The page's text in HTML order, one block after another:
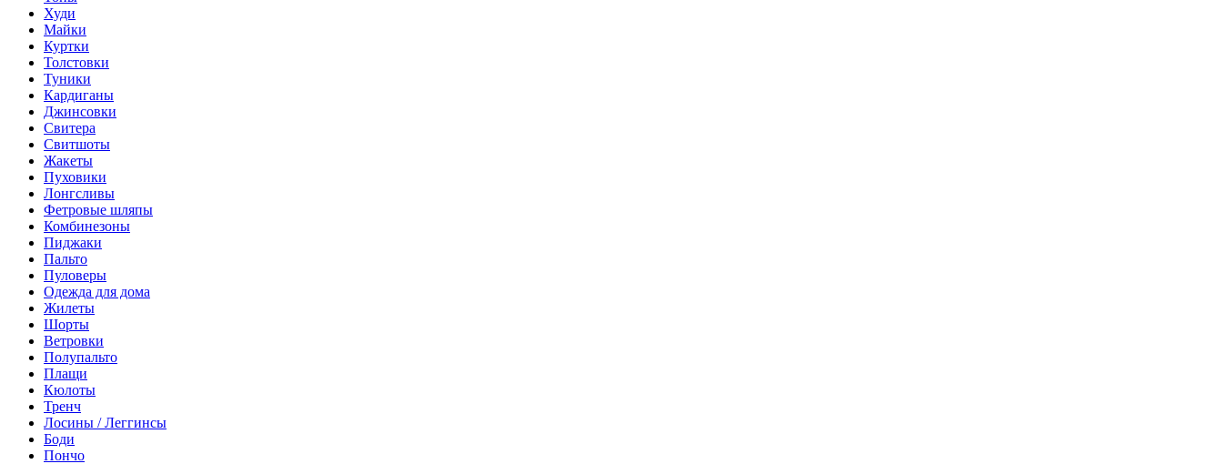
Худи
Майки
Куртки
Толстовки
Туники
Кардиганы
Джинсовки
Свитера
Свитшоты
Жакеты
Пуховики
Лонгсливы
Фетровые шляпы
Комбинезоны
Пиджаки
Пальто
Пуловеры
Одежда для дома
Жилеты
Шорты
Ветровки
Полупальто
Плащи
Кюлоты
Тренч
Лосины / Леггинсы
Боди
Пончо